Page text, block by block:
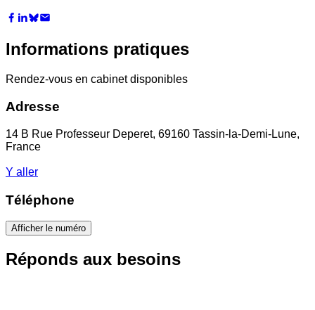
Informations pratiques
Rendez-vous en cabinet disponibles
Adresse
14 B Rue Professeur Deperet, 69160 Tassin-la-Demi-Lune,
France
Y aller
Téléphone
Afficher le numéro
Réponds aux besoins